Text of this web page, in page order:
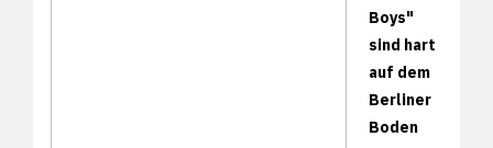
Boys"
sind hart
auf dem
Berliner
Boden